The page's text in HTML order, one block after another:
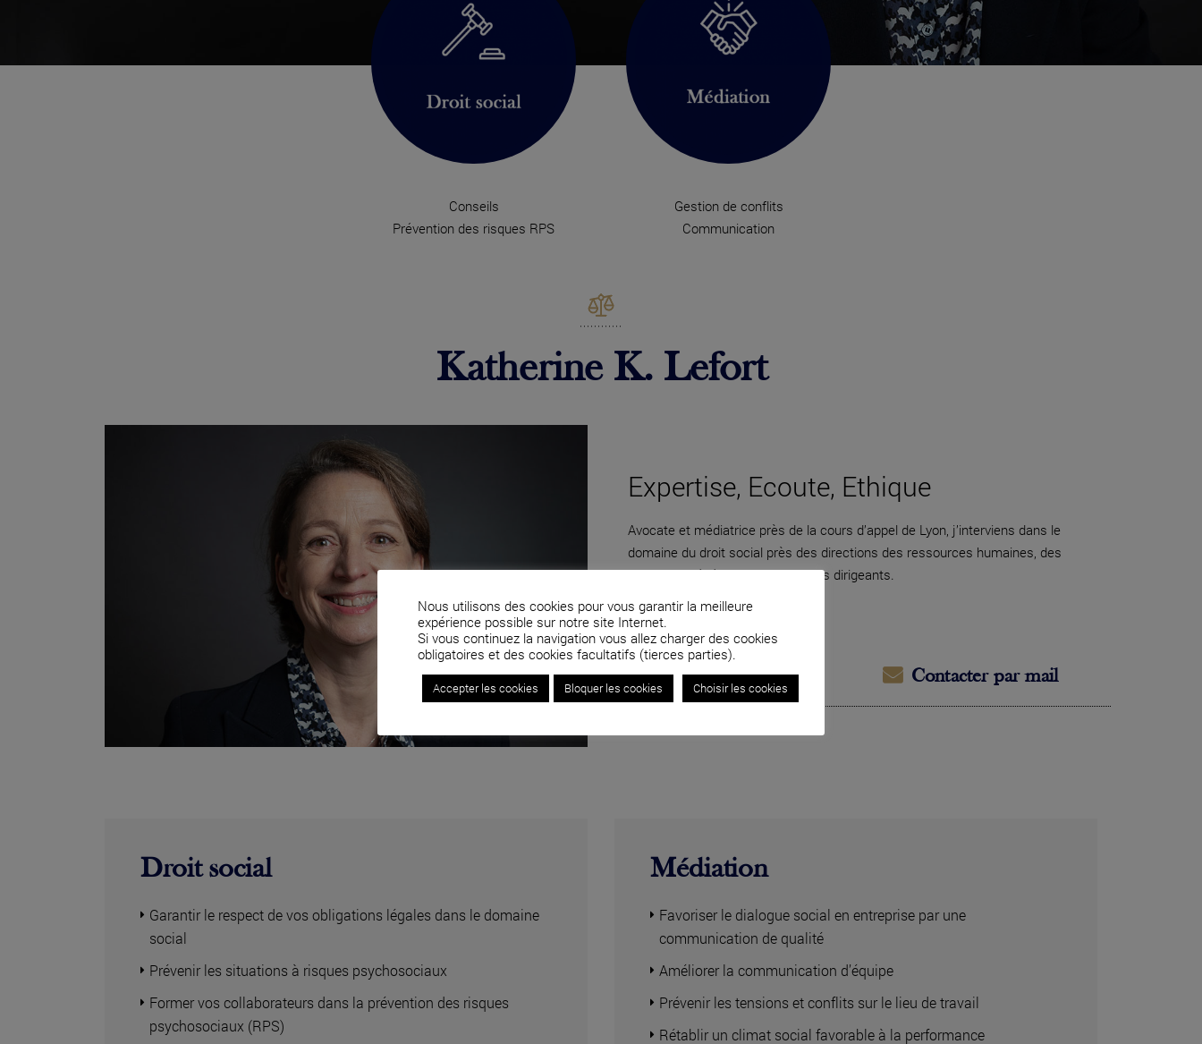
Conseils
Prévention des risques RPS
Gestion de conflits
Communication
Katherine K. Lefort
Expertise, Ecoute, Ethique
Avocate et médiatrice près de la cours d’appel de Lyon, j’interviens dans le
domaine du droit social près des directions des ressources humaines, des
directions générales et des cadres dirigeants.
04 82 53 71 51 Contacter par mail
Droit social
Garantir le respect de vos obligations légales dans le domaine
social
Prévenir les situations à risques psychosociaux
Former vos collaborateurs dans la prévention des risques
psychosociaux (RPS)
Médiation
Favoriser le dialogue social en entreprise par une
communication de qualité
Améliorer la communication d’équipe
Prévenir les tensions et conflits sur le lieu de travail
Rétablir un climat social favorable à la performance
Nous utilisons des cookies pour vous garantir la meilleure
expérience possible sur notre site Internet.
Si vous continuez la navigation vous allez charger des cookies
obligatoires et des cookies facultatifs (tierces parties).
Accepter les cookies Bloquer les cookies Choisir les cookies